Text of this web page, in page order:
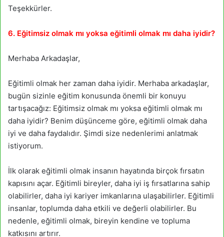
Teşekkürler.
6. Eğitimsiz olmak mı yoksa eğitimli olmak mı daha iyidir?
Merhaba Arkadaşlar,
Eğitimli olmak her zaman daha iyidir. Merhaba arkadaşlar,
bugün sizinle eğitim konusunda önemli bir konuyu
tartışacağız: Eğitimsiz olmak mı yoksa eğitimli olmak mı
daha iyidir? Benim düşünceme göre, eğitimli olmak daha
iyi ve daha faydalıdır. Şimdi size nedenlerimi anlatmak
istiyorum.
İlk olarak eğitimli olmak insanın hayatında birçok fırsatın
kapısını açar. Eğitimli bireyler, daha iyi iş fırsatlarına sahip
olabilirler, daha iyi kariyer imkanlarına ulaşabilirler. Eğitimli
insanlar, toplumda daha etkili ve değerli olabilirler. Bu
nedenle, eğitimli olmak, bireyin kendine ve topluma
katkısını artırır.